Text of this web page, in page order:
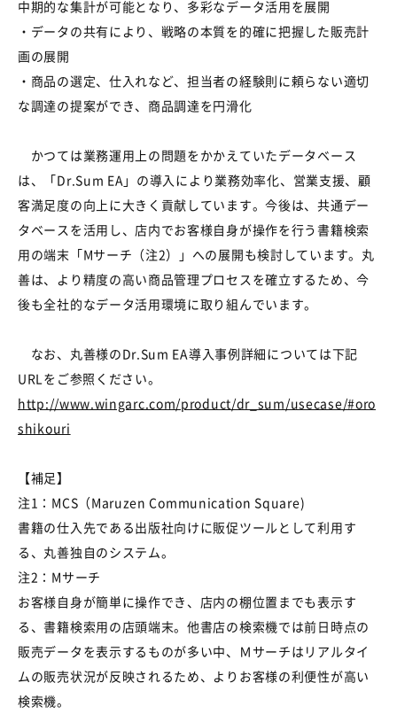
中期的な集計が可能となり、多彩なデータ活用を展開
・データの共有により、戦略の本質を的確に把握した販売計
画の展開
・商品の選定、仕入れなど、担当者の経験則に頼らない適切
な調達の提案ができ、商品調達を円滑化
かつては業務運用上の問題をかかえていたデータベース
は、「Dr.Sum EA」の導入により業務効率化、営業支援、顧
客満足度の向上に大きく貢献しています。今後は、共通デー
タベースを活用し、店内でお客様自身が操作を行う書籍検索
用の端末「Mサーチ（注2）」への展開も検討しています。丸
善は、より精度の高い商品管理プロセスを確立するため、今
後も全社的なデータ活用環境に取り組んでいます。
なお、丸善様のDr.Sum EA導入事例詳細については下記
URLをご参照ください。
http://www.wingarc.com/product/dr_sum/usecase/#oro
shikouri
【補足】
注1：MCS（Maruzen Communication Square)
書籍の仕入先である出版社向けに販促ツールとして利用す
る、丸善独自のシステム。
注2：Mサーチ
お客様自身が簡単に操作でき、店内の棚位置までも表示す
る、書籍検索用の店頭端末。他書店の検索機では前日時点の
販売データを表示するものが多い中、Ｍサーチはリアルタイ
ムの販売状況が反映されるため、よりお客様の利便性が高い
検索機。